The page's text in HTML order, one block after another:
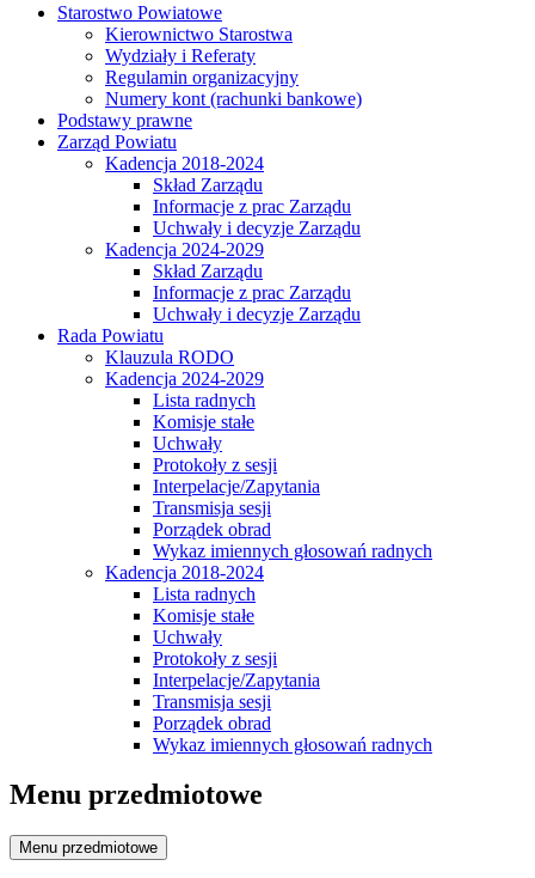
Starostwo Powiatowe
Kierownictwo Starostwa
Wydziały i Referaty
Regulamin organizacyjny
Numery kont (rachunki bankowe)
Podstawy prawne
Zarząd Powiatu
Kadencja 2018-2024
Skład Zarządu
Informacje z prac Zarządu
Uchwały i decyzje Zarządu
Kadencja 2024-2029
Skład Zarządu
Informacje z prac Zarządu
Uchwały i decyzje Zarządu
Rada Powiatu
Klauzula RODO
Kadencja 2024-2029
Lista radnych
Komisje stałe
Uchwały
Protokoły z sesji
Interpelacje/Zapytania
Transmisja sesji
Porządek obrad
Wykaz imiennych głosowań radnych
Kadencja 2018-2024
Lista radnych
Komisje stałe
Uchwały
Protokoły z sesji
Interpelacje/Zapytania
Transmisja sesji
Porządek obrad
Wykaz imiennych głosowań radnych
Menu przedmiotowe
Menu przedmiotowe